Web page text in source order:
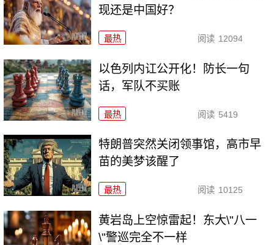
现还是中国好？
最热 阅读 12094
以色列内讧公开化！防长一句
话，军队不买账
最热 阅读 5419
特朗普突然关闭领事馆，高市早
苗的美梦该醒了
最热 阅读 10125
黄岩岛上空惊雷起！东大\"八一
\"警巡完全不一样